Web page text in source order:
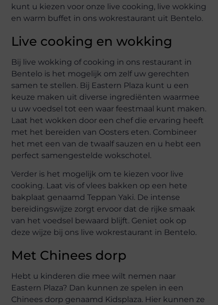
kunt u kiezen voor onze live cooking, live wokking
en warm buffet in onswokrestaurant uit Bentelo.
Live cooking en wokking
Bij live wokking of cooking in ons restaurant in
Bentelo is het mogelijk om zelf uw gerechten
samen te stellen. Bij Eastern Plaza kunt u een
keuze maken uit diverse ingrediënten waarmee
u uw voedsel tot een waar feestmaal kunt maken.
Laat het wokken door een chef die ervaring heeft
met het bereiden van Oosters eten. Combineer
het met een van de twaalf sauzen en u hebt een
perfect samengestelde wokschotel.
Verder is het mogelijk om te kiezen voor live
cooking. Laat vis of vlees bakken op een hete
bakplaat genaamd Teppan Yaki. De intense
bereidingswijze zorgt ervoor dat de rijke smaak
van het voedsel bewaard blijft. Geniet ook op
deze wijze bij ons live wokrestaurant in Bentelo.
Met Chinees dorp
Hebt u kinderen die mee wilt nemen naar
Eastern Plaza? Dan kunnen ze spelen in een
Chinees dorp genaamd Kidsplaza. Hier kunnen ze